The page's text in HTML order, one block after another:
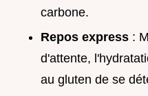
carbone.
Repos express :
d'attente,
au gluten de se